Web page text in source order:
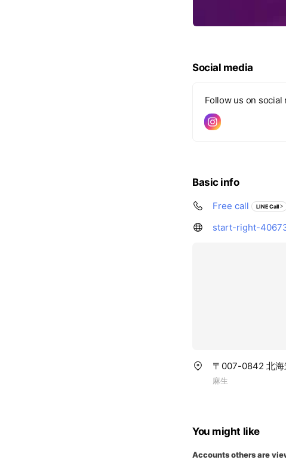
Social media
Follow us on social
Basic info
Free call LINE Call
start-right-
〒007-0842 北海
麻生
You might like
Accounts others are